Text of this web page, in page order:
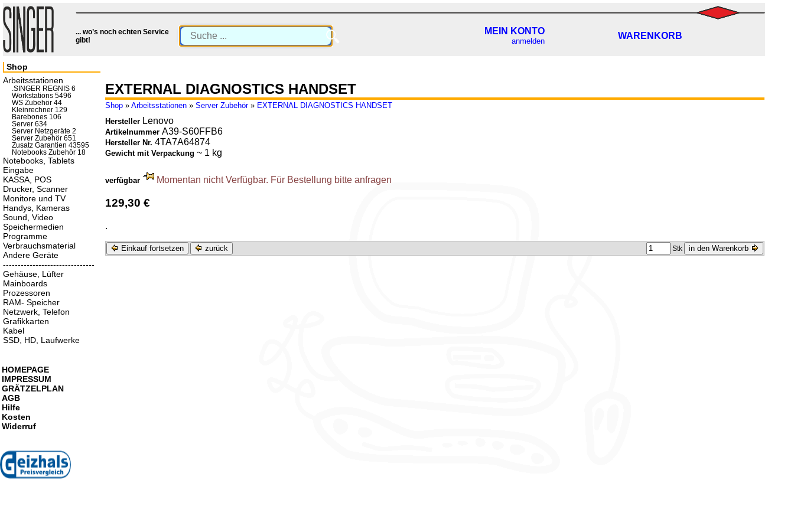
... wo’s noch echten Service
gibt!
🔍 MEIN KONTO
anmelden
WARENKORB
EXTERNAL DIAGNOSTICS HANDSET
Shop » Arbeitsstationen » Server Zubehör» EXTERNAL DIAGNOSTICS HANDSET
Hersteller Lenovo
Artikelnummer A39-S60FFB6
Hersteller Nr. 4TA7A64874
Gewicht mit Verpackung ~ 1 kg
verfügbar Momentan nicht Verfügbar. Für Bestellung bitte anfragen
129,30 €
.
Einkauf fortsetzen zurück Stk in den Warenkorb
Shop
Arbeitsstationen
.SINGER REGNIS 6
Workstations 5496
WS Zubehör 44
Kleinrechner 129
Barebones 106
Server 634
Server Netzgeräte 2
Server Zubehör 651
Zusatz Garantien 43595
Notebooks Zubehör 18
Notebooks, Tablets
Eingabe
KASSA, POS
Drucker, Scanner
Monitore und TV
Handys, Kameras
Sound, Video
Speichermedien
Programme
Verbrauchsmaterial
Andere Geräte
-------------------------------
Gehäuse, Lüfter
Mainboards
Prozessoren
RAM- Speicher
Netzwerk, Telefon
Grafikkarten
Kabel
SSD, HD, Laufwerke
HOMEPAGE
IMPRESSUM
GRÄTZELPLAN
AGB
Hilfe
Kosten
Widerruf